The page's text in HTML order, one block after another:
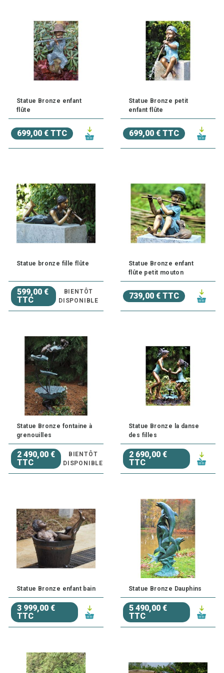
Statue Bronze enfant
flûte
699,00 € TTC
Statue Bronze petit
enfant flûte
699,00 € TTC
Statue bronze fille flûte
599,00 €
TTC
BIENTÔT
DISPONIBLE
Statue Bronze enfant
flûte petit mouton
739,00 € TTC
Statue Bronze fontaine à
grenouilles
2 490,00 €
TTC
BIENTÔT
DISPONIBLE
Statue Bronze la danse
des filles
2 690,00 €
TTC
Statue Bronze enfant bain
3 999,00 €
TTC
Statue Bronze Dauphins
5 490,00 €
TTC